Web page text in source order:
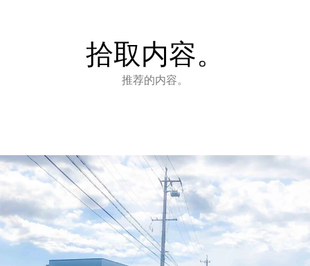
拾取内容。
推荐的内容。